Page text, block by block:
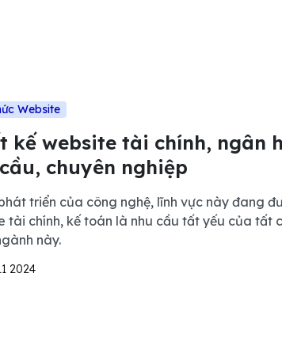
Website
kế website tài chính, ngân
chuyên nghiệp
triển của công nghệ, lĩnh vực này đang
tài chính, kế toán là nhu cầu tất yếu của tất
này.
2024